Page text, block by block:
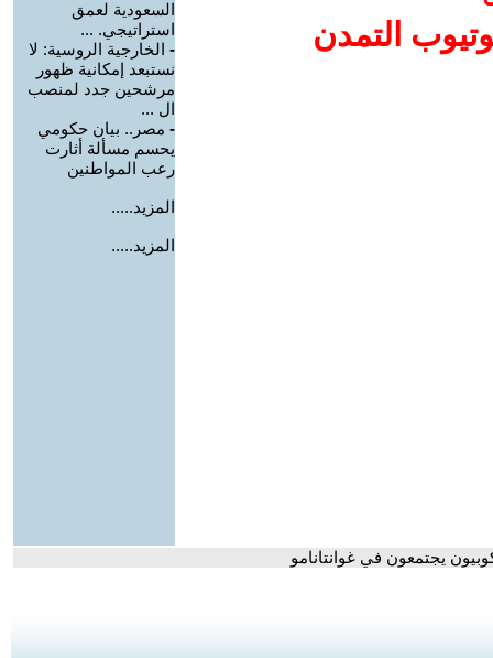
التمدن
السعودية لعمق
استراتيجي. ...
- الخارجية الروسية: لا
نستبعد إمكانية ظهور
مرشحين جدد لمنصب
ال ...
- مصر.. بيان حكومي
يحسم مسألة أثارت
رعب المواطنين
المزيد.....
المزيد.....
يجتمعون في غوانتانامو